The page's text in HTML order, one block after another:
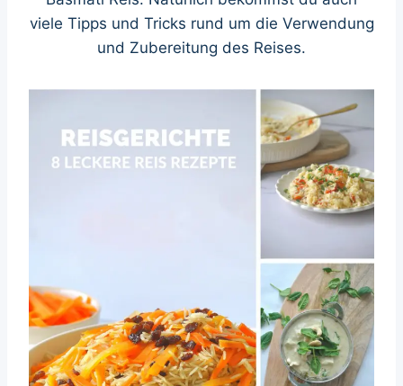
viele Tipps und Tricks rund um die Verwendung
und Zubereitung des Reises.